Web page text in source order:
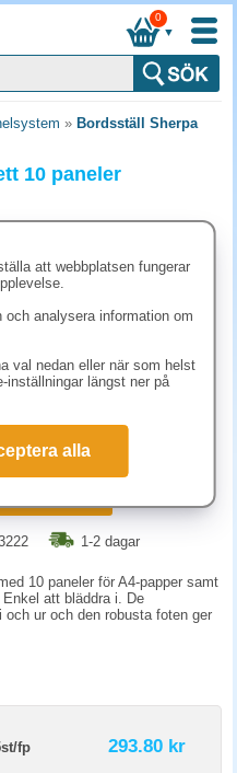
▼
0
» Bordsställ Sherpa
10 paneler
(inkl. moms)
1-2 dagar
10 paneler för A4-papper samt
att bläddra i. De
ur och den robusta foten ger
fp 293.80 kr
att webbplatsen fungerar
analysera information om
val nedan eller när som helst
inställningar längst ner på
alla